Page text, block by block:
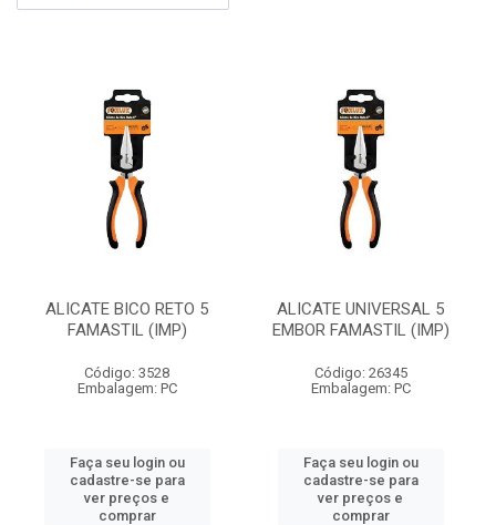
ALICATE BICO RETO 5
FAMASTIL (IMP)
Código: 3528
Embalagem: PC
Faça seu login ou
cadastre-se para
ver preços e
comprar
ALICATE UNIVERSAL 5
EMBOR FAMASTIL (IMP)
Código: 26345
Embalagem: PC
Faça seu login ou
cadastre-se para
ver preços e
comprar